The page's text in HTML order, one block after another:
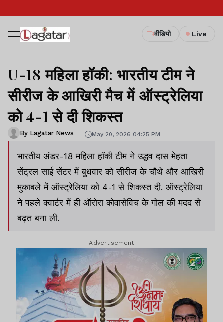
वीडियो Live
U-18 महिला हॉकी: भारतीय टीम ने
सीरीज के आखिरी मैच में ऑस्ट्रेलिया
को 4-1 से दी शिकस्त
By Lagatar News May 20, 2026 04:25 PM
भारतीय अंडर-18 महिला हॉकी टीम ने उद्धव दास मेहता
सेंट्रल साई सेंटर में बुधवार को सीरीज के चौथे और आखिरी
मुकाबले में ऑस्ट्रेलिया को 4-1 से शिकस्त दी. ऑस्ट्रेलिया
ने पहले क्वार्टर में ही ऑरोरा कोवासेविच के गोल की मदद से
बढ़त बना ली.
Advertisement